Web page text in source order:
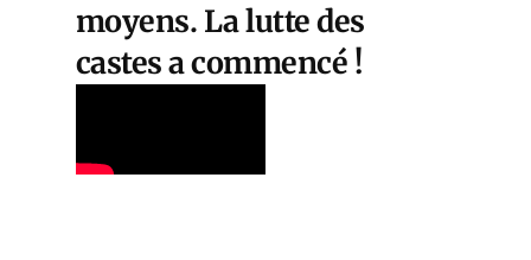
moyens. La lutte des
castes a commencé !